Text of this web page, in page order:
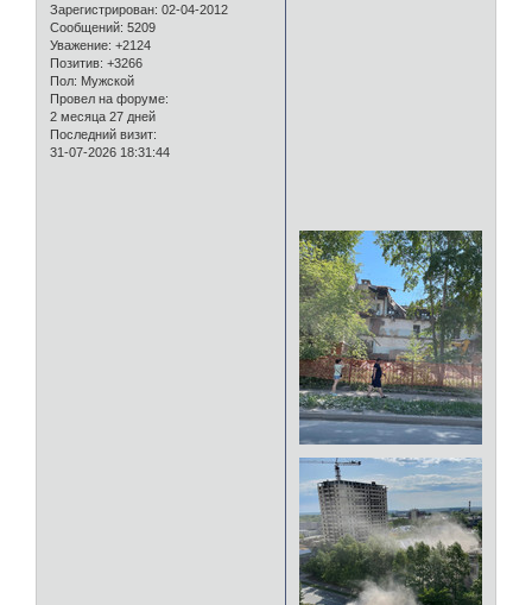
Зарегистрирован: 02-04-2012
Сообщений: 5209
Уважение: +2124
Позитив: +3266
Пол: Мужской
Провел на форуме:
2 месяца 27 дней
Последний визит:
31-07-2026 18:31:44